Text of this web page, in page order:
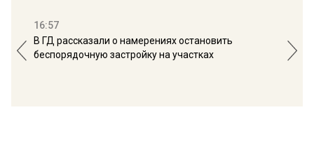
16:57
В ГД рассказали о намерениях остановить
беспорядочную застройку на участках